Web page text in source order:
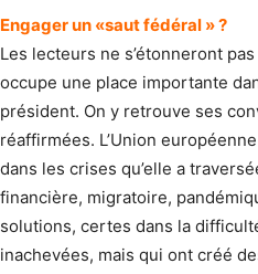
Engager un «saut fédéral » ?
Les lecteurs ne s’étonneront
occupe une place importante
président. On y retrouve ses
réaffirmées. L’Union
dans les crises qu’elle a
financière, migratoire,
solutions, certes dans la
inachevées, mais qui ont créé